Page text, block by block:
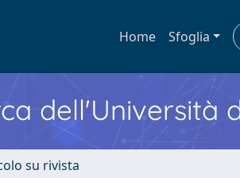
Home Sfoglia
dell'Università
su rivista